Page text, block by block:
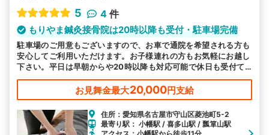
5
4 件
もりやま鍼灸接骨院は20時以降も受付・駐車場完備
駐車場のご用意もございますので、お車で通院を希望される方も
安心してご利用いただけます。お子様連れの方もお気軽にお越し
下さい。平日は早朝からや20時以降も対応可能で休日も受付て
おりますので、お忙しい方も是非お越ください。
お見舞金最大20,000円支給
住所：愛知県名古屋市守山区菱池町5-2
最寄り駅： 小幡駅 / 喜多山駅 / 瓢箪山駅